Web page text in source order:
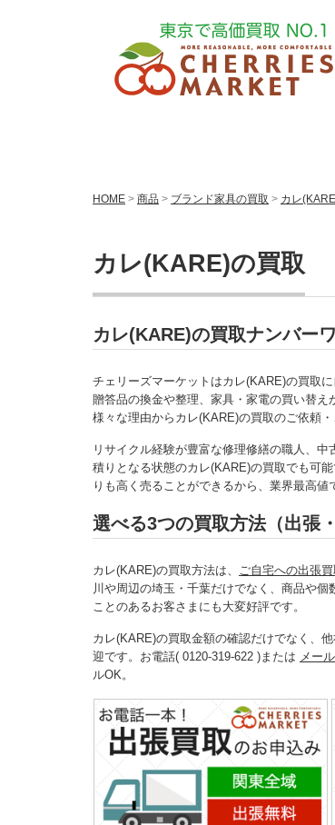
HOME > 商品 > ブランド家具の買取 > カレ
カレ(KARE)の買取
カレ(KARE)の買取ナンバー
チェリーズマーケットはカレ(KARE)の買取に
贈答品の換金や整理、家具・家電の買い替え
様々な理由からカレ(KARE)の買取のご依頼
リサイクル経験が豊富な修理修繕の職人、
積りとなる状態のカレ(KARE)の買取でも可
りも高く売ることができるから、業界最高値
選べる3つの買取方法（出張
カレ(KARE)の買取方法は、 ご自宅への出張買
川や周辺の埼玉・千葉だけでなく、商品や
ことのあるお客さまにも大変好評です。
カレ(KARE)の買取金額の確認だけでなく、
迎です。お電話( 0120-319-622 )または メー
ルOK。